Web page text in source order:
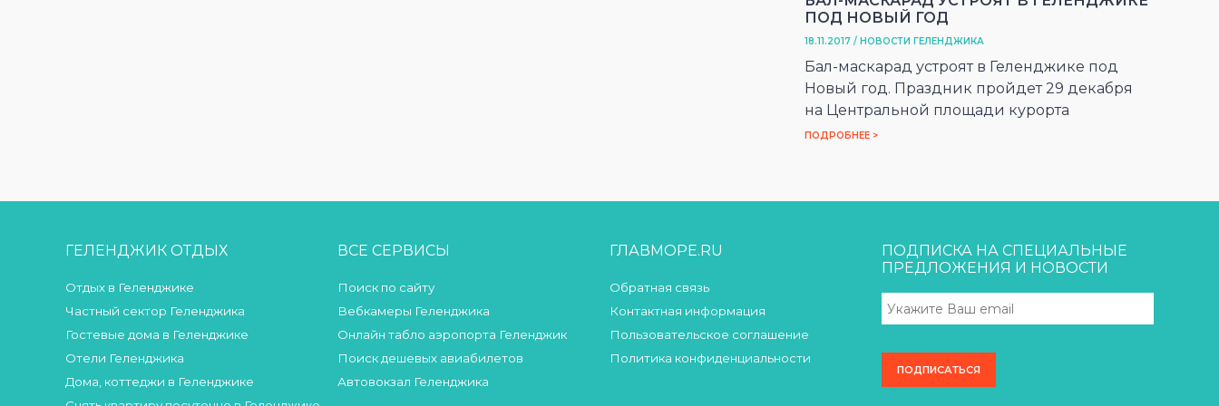
ПОД НОВЫЙ ГОД
18.11.2017 / НОВОСТИ ГЕЛЕНДЖИКА
Бал-маскарад устроят в Геленджике под
Новый год. Праздник пройдет 29 декабря
на Центральной площади курорта
ПОДРОБНЕЕ >
ГЕЛЕНДЖИК ОТДЫХ
Отдых в Геленджике
Частный сектор Геленджика
Гостевые дома в Геленджике
Отели Геленджика
Дома, коттеджи в Геленджике
ВСЕ СЕРВИСЫ
Поиск по сайту
Вебкамеры Геленджика
Онлайн табло аэропорта Геленджик
Поиск дешевых авиабилетов
Автовокзал Геленджика
ГЛАВМОРЕ.RU
Обратная связь
Контактная информация
Пользовательское соглашение
Политика конфиденциальности
ПОДПИСКА НА СПЕЦИАЛЬНЫЕ
ПРЕДЛОЖЕНИЯ И НОВОСТИ